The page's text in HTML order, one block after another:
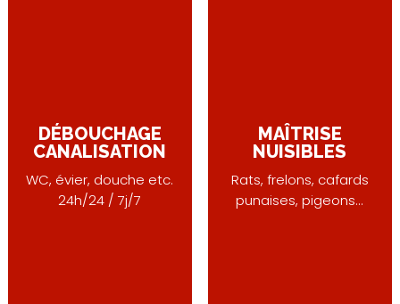
DÉBOUCHAGE
CANALISATION
WC, évier, douche etc.
24h/24 / 7j/7
MAÎTRISE
NUISIBLES
Rats, frelons, cafards
punaises, pigeons...